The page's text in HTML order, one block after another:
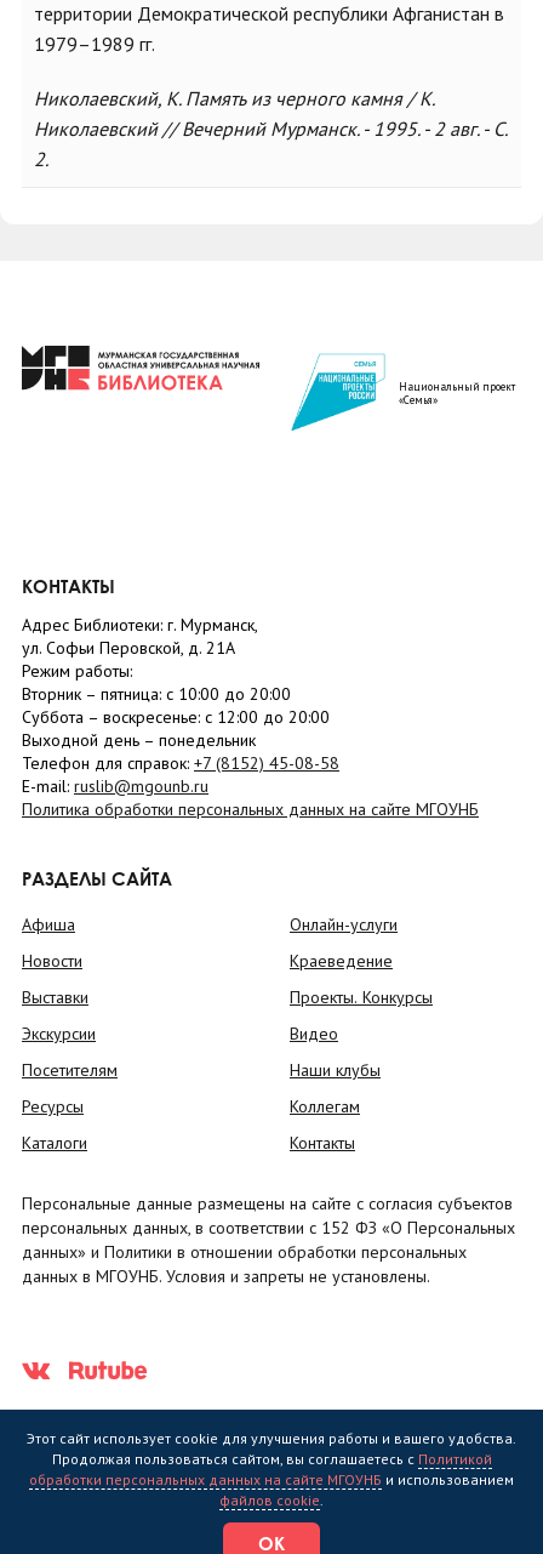
территории Демократической республики Афганистан в
1979–1989 гг.
Николаевский, К. Память из черного камня / К.
Николаевский // Вечерний Мурманск. - 1995. - 2 авг. - С.
2.
Национальный проект
«Семья»
КОНТАКТЫ
Адрес Библиотеки: г. Мурманск,
ул. Софьи Перовской, д. 21А
Режим работы:
Вторник – пятница: с 10:00 до 20:00
Суббота – воскресенье: c 12:00 до 20:00
Выходной день – понедельник
Телефон для справок: +7 (8152) 45-08-58
E-mail: ruslib@mgounb.ru
Политика обработки персональных данных на сайте МГОУНБ
РАЗДЕЛЫ САЙТА
Афиша
Новости
Выставки
Экскурсии
Посетителям
Ресурсы
Каталоги
Онлайн-услуги
Краеведение
Проекты. Конкурсы
Видео
Наши клубы
Коллегам
Контакты
Персональные данные размещены на сайте с согласия субъектов
персональных данных, в соответствии с 152 ФЗ «О Персональных
данных» и Политики в отношении обработки персональных
данных в МГОУНБ. Условия и запреты не установлены.
Государственное областное бюджетное учреждение культуры
библиотека" (МГОУНБ) © 2006 - 2026
Этот сайт использует cookie для улучшения работы и вашего удобства.
Продолжая пользоваться сайтом, вы соглашаетесь с Политикой
обработки персональных данных на сайте МГОУНБ и использованием
файлов cookie.
ОК